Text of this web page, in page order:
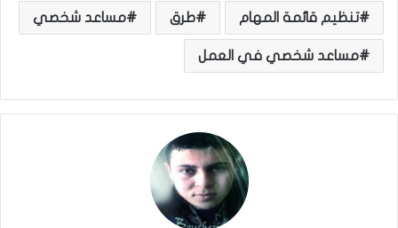
تنظيم قائمة المهام طرق مساعد شخصي
مساعد شخصي في العمل